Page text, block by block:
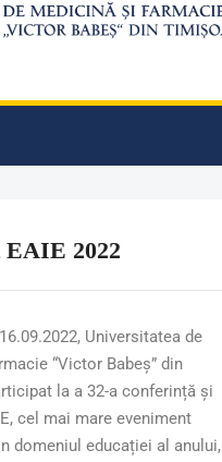
EAIE 2022
Universitatea de
“Victor Babeș” din
la a 32-a conferință și
cel mai mare eveniment
domeniul educației al anului,